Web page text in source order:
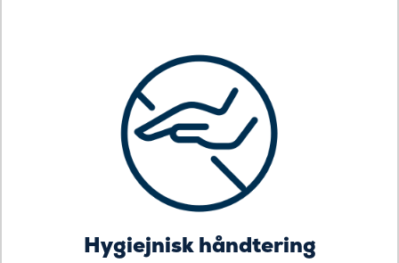
Hygiejnisk håndtering